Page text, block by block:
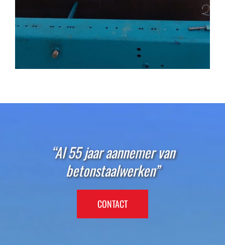
“Al 55 jaar aannemer van
betonstaalwerken”
CONTACT